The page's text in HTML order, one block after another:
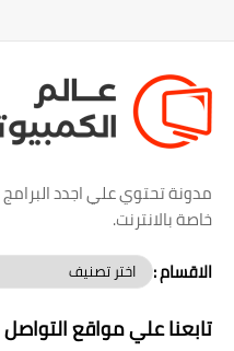
مدونة تحتوي علي اجدد
خاصة بالانترنت.
الاقسام :
تابعنا علي مواقع